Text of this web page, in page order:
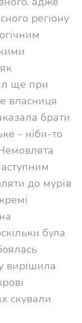
регіону
ще при
власниця
брати
- ніби-то
до мурів
була
вирішила
скували